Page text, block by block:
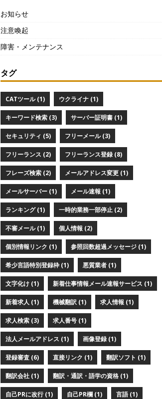
お知らせ
注意喚起
障害・メンテナンス
タグ
CATツール (1) ウクライナ (1)
キーワード検索 (3) サーバー証明書 (1)
セキュリティ (5) フリーメール (3)
フリーランス (2) フリーランス登録 (8)
フレーズ検索 (2) メールアドレス変更 (1)
メールサーバー (1) メール速報 (1)
ランキング (1) 一時的業務一部停止 (2)
不審メール (1) 個人情報 (2)
個別情報リンク (1) 参照回数超過メッセージ (1)
希少言語特別登録枠 (1) 悪質業者 (1)
文字化け (1) 新着仕事情報メール速報サービス (1)
新着求人 (1) 機械翻訳 (1) 求人情報 (1)
求人検索 (3) 求人番号 (1)
法人メールアドレス (1) 画像登録 (1)
登録審査 (6) 直接リンク (1) 翻訳ソフト (1)
翻訳会社 (1) 翻訳・通訳・語学の資格 (1)
自己PRに改行 (1) 自己PR欄 (1) 言語 (1)